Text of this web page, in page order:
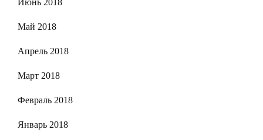
Май 2018
Апрель 2018
Март 2018
Февраль 2018
Январь 2018